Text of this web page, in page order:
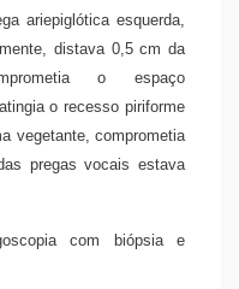
ariepiglótica esquerda,
distava 0,5 cm da
o espaço
o recesso piriforme
vegetante, comprometia
pregas vocais estava
com biópsia e